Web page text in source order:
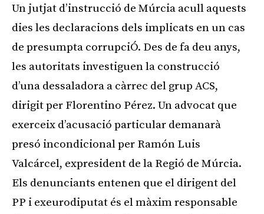
Un jutjat d’instrucció de Múrcia acull aquests
dies les declaracions dels implicats en un cas
de presumpta corrupciÓ. Des de fa deu anys,
les autoritats investiguen la construcció
d’una dessaladora a càrrec del grup ACS,
dirigit per Florentino Pérez. Un advocat que
exerceix d’acusació particular demanarà
presó incondicional per Ramón Luis
Valcárcel, expresident de la Regió de Múrcia.
Els denunciants entenen que el dirigent del
PP i exeurodiputat és el màxim responsable